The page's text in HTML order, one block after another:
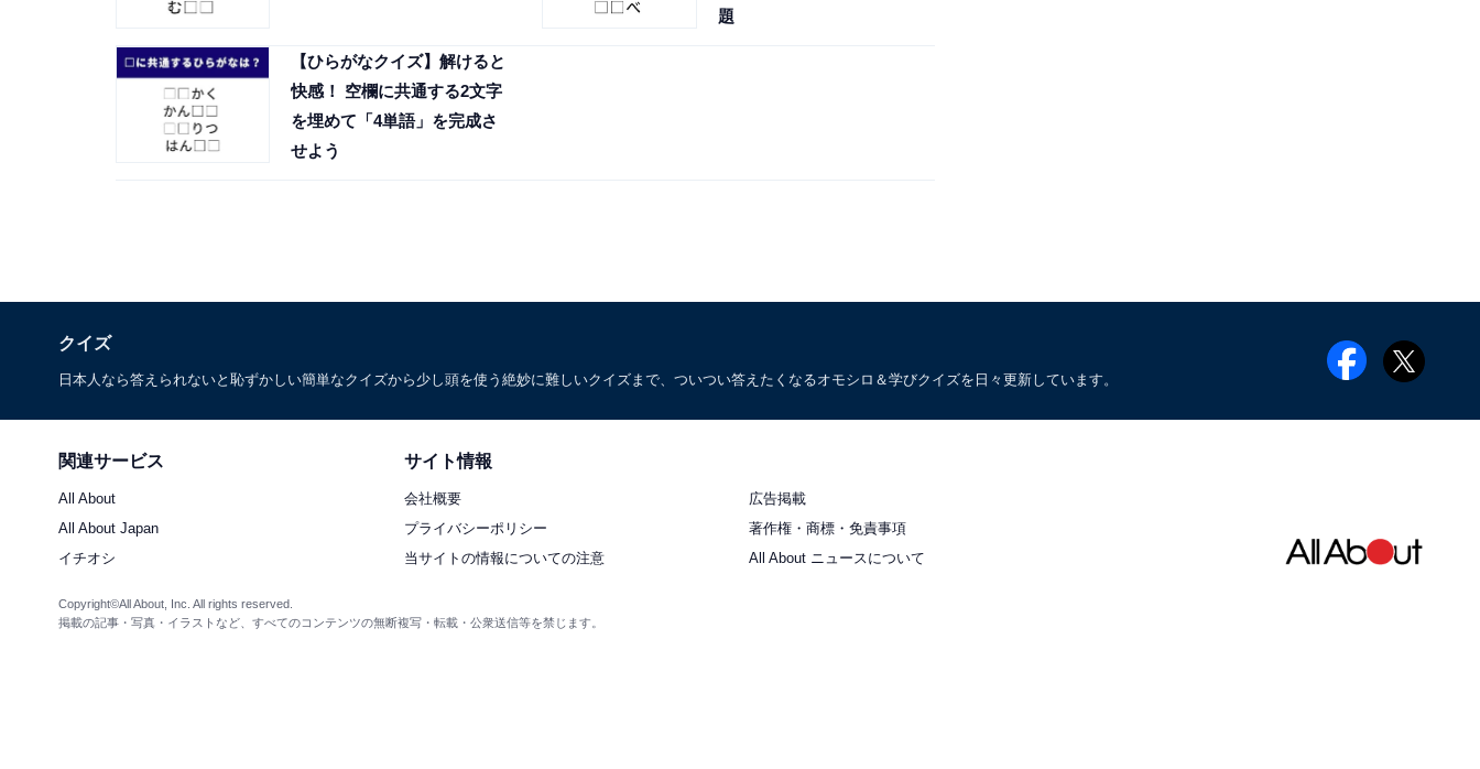
題
【ひらがなクイズ】解けると
快感！ 空欄に共通する2文字
を埋めて「4単語」を完成さ
せよう
クイズ
日本人なら答えられないと恥ずかしい簡単なクイズから少し頭を使う絶妙に難しいクイズまで、ついつい答えたくなるオモシロ＆学びクイズを日々更新しています。
関連サービス
All About
All About Japan
イチオシ
サイト情報
会社概要
広告掲載
プライバシーポリシー
著作権・商標・免責事項
当サイトの情報についての注意
All About ニュースについて
Copyright©All About, Inc. All rights reserved.
掲載の記事・写真・イラストなど、すべてのコンテンツの無断複写・転載・公衆送信等を禁じます。